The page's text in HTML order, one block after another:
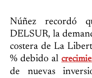
Núñez recordó
DELSUR, la
costera de La
% debido al
de nuevas